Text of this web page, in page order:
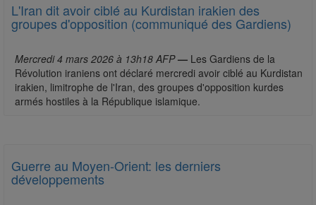
L'Iran dit avoir ciblé au Kurdistan irakien des
groupes d'opposition (communiqué des Gardiens)
Mercredi 4 mars 2026 à 13h18 AFP — Les Gardiens de la
Révolution iraniens ont déclaré mercredi avoir ciblé au Kurdistan
irakien, limitrophe de l'Iran, des groupes d'opposition kurdes
armés hostiles à la République islamique.
Guerre au Moyen-Orient: les derniers
développements